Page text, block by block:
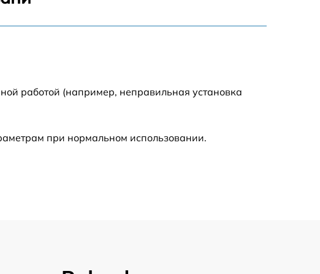
работой (например, неправильная установка
при нормальном использовании.